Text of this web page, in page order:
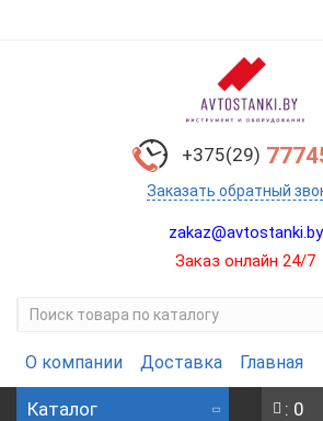
+375(29)
Заказать обратный
zakaz@avtostanki.by
Заказ онлайн 24/7
О компании Доставка Главная
Каталог : 0